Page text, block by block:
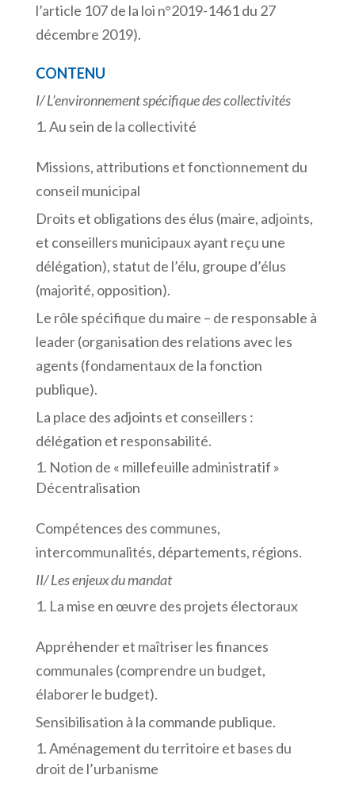
l’article 107 de la loi n°2019-1461 du 27
décembre 2019).
CONTENU
I/L’environnementspécifiquedescollectivités
Au sein de la collectivité
Missions, attributions et fonctionnement du
conseil municipal
Droits et obligations des élus (maire, adjoints,
et conseillers municipaux ayant reçu une
délégation), statut de l’élu, groupe d’élus
(majorité, opposition).
Le rôle spécifique du maire – de responsable à
leader (organisation des relations avec les
agents (fondamentaux de la fonction
publique).
La place des adjoints et conseillers :
délégation et responsabilité.
Notion de « millefeuille administratif »
Décentralisation
Compétences des communes,
intercommunalités, départements, régions.
II/ Les enjeux du mandat
La mise en œuvre des projets électoraux
Appréhender et maîtriser les finances
communales (comprendre un budget,
élaborer le budget).
Sensibilisation à la commande publique.
Aménagement du territoire et bases du
droit de l’urbanisme